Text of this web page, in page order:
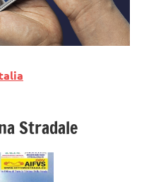
Stradale